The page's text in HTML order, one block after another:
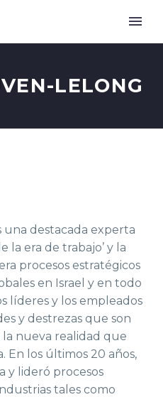
LELONG
una destacada experta
la era de trabajo’ y la
procesos estratégicos
en Israel y en todo
líderes y los empleados
y destrezas que son
nueva realidad que
En los últimos 20 años,
y lideró procesos
tales como